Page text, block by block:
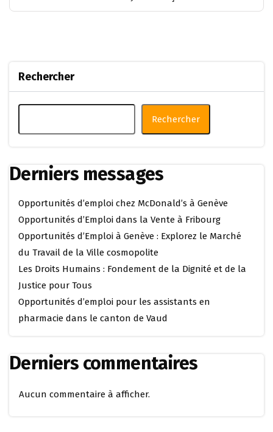
Rechercher
Rechercher
Derniers messages
Opportunités d’emploi chez McDonald’s à Genève
Opportunités d’Emploi dans la Vente à Fribourg
Opportunités d’Emploi à Genève : Explorez le Marché
du Travail de la Ville cosmopolite
Les Droits Humains : Fondement de la Dignité et de la
Justice pour Tous
Opportunités d’emploi pour les assistants en
pharmacie dans le canton de Vaud
Derniers commentaires
Aucun commentaire à afficher.